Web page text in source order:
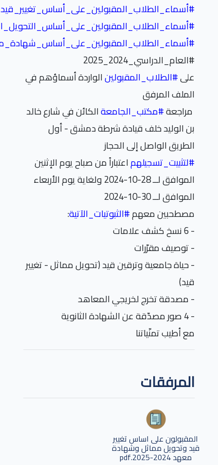
#أسماء_الطلاب_المقبولين_على_أساس_تغيير_قيد
#
#
#العام_الدراسي_2024_2025
على#الطلاب_المقبولينالواردة أسماؤهم في
الملف المرفق
مراجعة#مكتب_الجامعةالكائن في شارع خالد
بن الوليد خلف قيادة شرطة دمشق - أول
الطريق الواصل إلى الحجاز
#لتثبيت_تسجيلهماعتباراً من صباح يوم الإثنين
الموافق لــ 28-10-2024 ولغاية يوم الأربعاء
الموافق لــ 30-10-2024
مصطحبين معهم#الثبوتيات_الآتية:
- 6 نسخ كشف علامات
- توصيف مقرّرات
- حياة جامعية وترقين قيد (تحويل مماثل - تغيير
قيد)
- مصدقة تخرج لخريجي المعاهد
- 4 صور مصدّقة عن الشهادة الثانوية
مع أطيب تمنّياتنا
المرفقات
المقبولون على اساس تغيير
قيد وتحويل مماثل وشهادة
معهد 2024-2025.pdf